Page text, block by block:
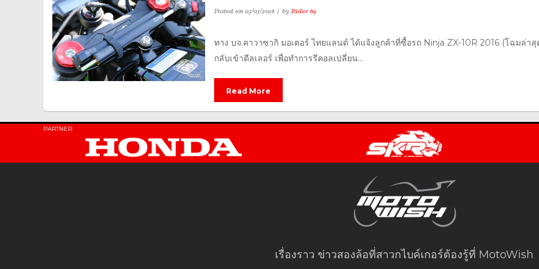
Posted on03/03/2016 byRider 69
ทาง บจ.คาวาซากิ มอเตอร์ ไทยแลนด์ ได้แจ้งลูกค้าที่ซื้อรถ Ninja ZX-10R 2016 (โฉมล่าสุ
กลับเข้าดีลเลอร์ เพื่อทำการรีคอลเปลี่ยน...
Read More
PARTNER
เรื่องราว ข่าวสองล้อที่สาวกไบค์เกอร์ต้องรู้ที่ MotoWish